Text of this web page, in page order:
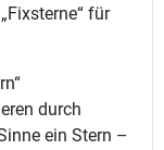
für
durch
ein Stern –